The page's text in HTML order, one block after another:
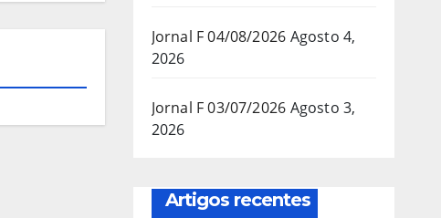
Jornal F 04/08/2026 Agosto 4,
2026
Jornal F 03/07/2026 Agosto 3,
2026
Artigos recentes